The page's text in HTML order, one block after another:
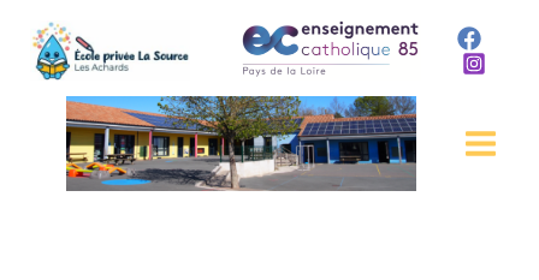
contenu